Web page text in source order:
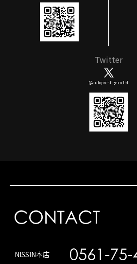
Twitter
@autoprestige.co.ltd
NISSIN本店